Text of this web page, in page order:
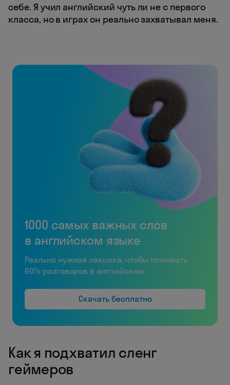
себе. Я учил английский чуть ли не с первого
класса, но в играх он реально захватывал меня.
1000 самых важных слов
в английском языке
Реально нужная лексика, чтобы понимать
60% разговоров в английском
Скачать бесплатно
Как я подхватил сленг
геймеров